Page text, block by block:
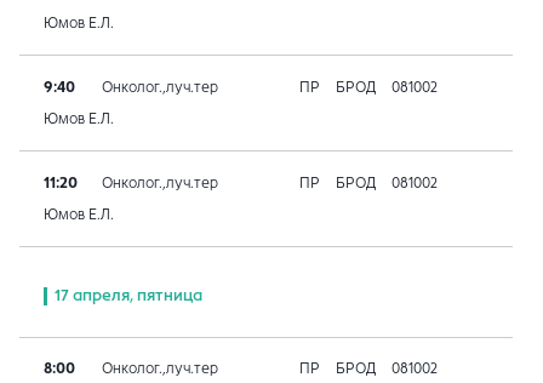
Юмов Е.Л.
9:40 Онколог.,луч.тер ПР БРОД 081002
Юмов Е.Л.
11:20 Онколог.,луч.тер ПР БРОД 081002
Юмов Е.Л.
17 апреля, пятница
8:00 Онколог.,луч.тер ПР БРОД 081002